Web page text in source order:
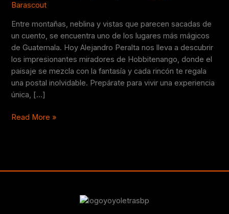
Barascout
Entre montañas, neblina y vistas que parecen sacadas de
un cuento, se encuentra uno de los lugares más mágicos
de Guatemala. Hoy Alejandro Peralta nos lleva a descubrir
los impresionantes miradores de Hobbitenango, donde el
paisaje se mezcla con la fantasía y cada rincón te regala
una postal inolvidable. Prepárate para vivir una experiencia
única, […]
Guatemala
Read More »